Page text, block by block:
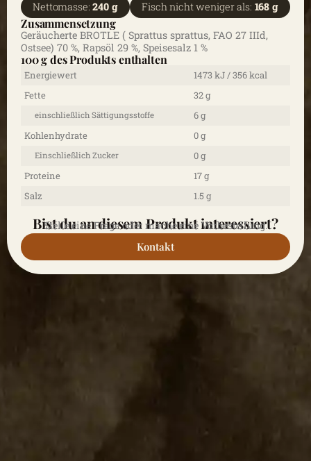
Nettomasse: 240 g Fisch nicht weniger als: 168 g
Zusammensetzung
Geräucherte BROTLE ( Sprattus sprattus, FAO 27 IIId,
Ostsee) 70 %, Rapsöl 29 %, Speisesalz 1 %
100 g des Produkts enthalten
Energiewert
1473 kJ / 356 kcal
Fette
32 g
einschließlich Sättigungsstoffe
6 g
Kohlenhydrate
0 g
Einschließlich Zucker
0 g
Proteine
17 g
Salz
1.5 g
Bist du an diesem Produkt interessiert?
Stelle eine Frage oder mache eine Vorbestellung.
Kontakt